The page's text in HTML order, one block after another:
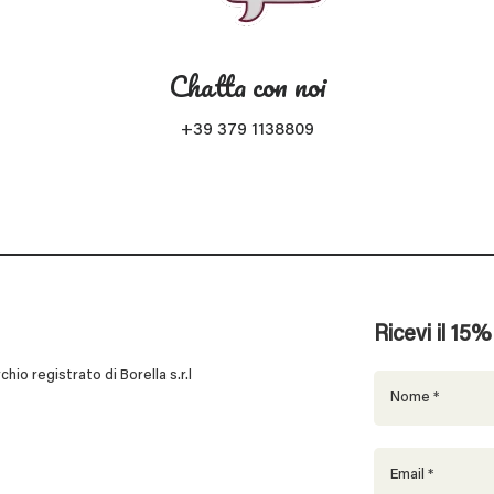
Chatta con noi
+39 379 1138809
registrato di Borella s.r.l
Ricevi il